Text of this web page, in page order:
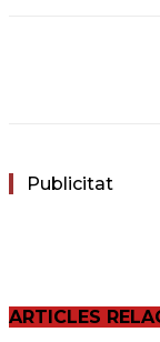
Publicitat
ARTICLES